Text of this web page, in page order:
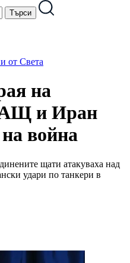
от Света
на
и Иран
война
щати атакуваха над
удари по танкери в